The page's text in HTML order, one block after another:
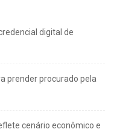
digital de
prender procurado pela
cenário econômico e